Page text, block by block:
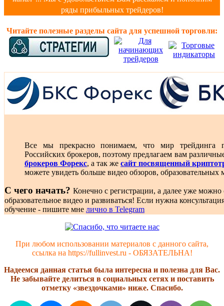
ряды прибыльных трейдеров!
Читайте полезные разделы сайта для успешной торговли:
Все мы прекрасно понимаем, что мир трейдинга
Российских брокеров, поэтому предлагаем вам
брокеров Форекс, а так же сайт посвященный
можете увидеть больше видео обзоров, образовательных
С чего начать? Конечно с регистрации, а далее уже можно
образовательное видео и развиваться! Если нужна
обучение - пишите мне лично в Telegram
При любом использовании материалов с данного сайта,
ссылка на https://fullinvest.ru - ОБЯЗАТЕЛЬНА!
Надеемся данная статья была интересна и полезна для Вас.
Не забывайте делиться в социальных сетях и поставить
отметку «звездочками» ниже. Спасибо.